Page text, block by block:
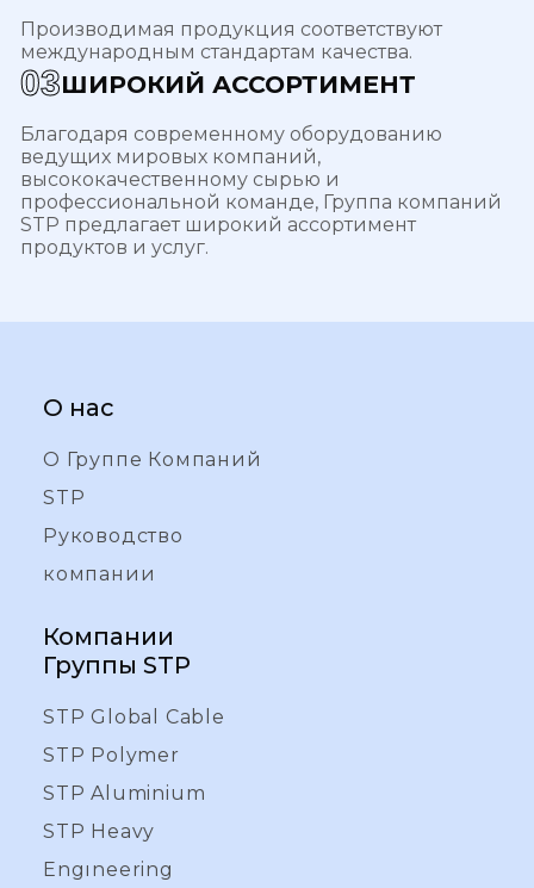
Производимая продукция соответствуют
международным стандартам качества.
03ШИРОКИЙ АССОРТИМЕНТ
Благодаря современному оборудованию
ведущих мировых компаний,
высококачественному сырью и
профессиональной команде, Группа компаний
STP предлагает широкий ассортимент
продуктов и услуг.
О нас
О Группе Компаний
STP
Руководство
компании
Компании
Группы STP
STP Global Cable
STP Polymer
STP Aluminium
STP Heavy
Engıneering